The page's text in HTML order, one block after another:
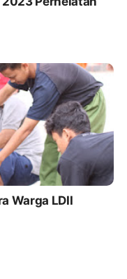
Warga LDII